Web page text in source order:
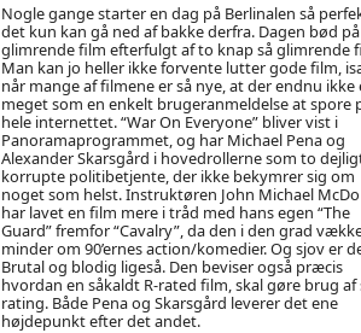
Nogle gange starter en dag på Berlinalen så
det kun kan gå ned af bakke derfra. Dagen bød
glimrende film efterfulgt af to knap så glimrende
Man kan jo heller ikke forvente lutter gode film,
når mange af filmene er så nye, at der endnu ikke
meget som en enkelt brugeranmeldelse at spore
hele internettet. “War On Everyone” bliver vist i
Panoramaprogrammet, og har Michael Pena og
Alexander Skarsgård i hovedrollerne som to
korrupte politibetjente, der ikke bekymrer sig om
noget som helst. Instruktøren John Michael
har lavet en film mere i tråd med hans egen “The
Guard” fremfor “Cavalry”, da den i den grad
minder om 90’ernes action/komedier. Og sjov er
Brutal og blodig ligeså. Den beviser også præcis
hvordan en såkaldt R-rated film, skal gøre brug af
rating. Både Pena og Skarsgård leverer det ene
højdepunkt efter det andet.